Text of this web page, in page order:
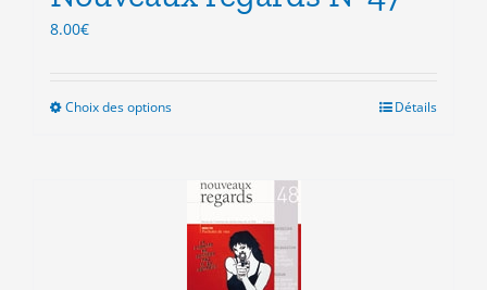
8.00€
Choix des optionsCe
plusieurs
variations.
Les
options
peuvent
Détails